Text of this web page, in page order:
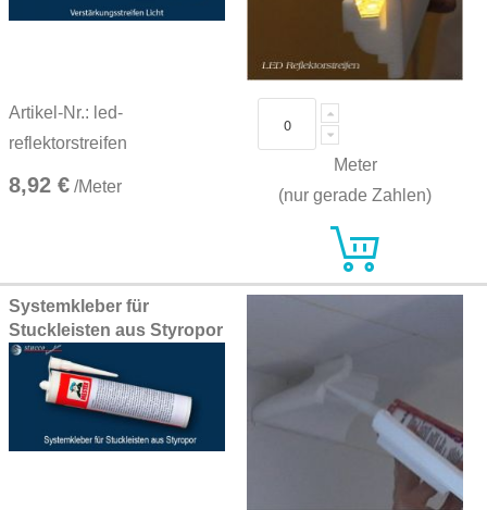
Artikel-Nr.: led-
reflektorstreifen
8,92 € /Meter
Meter
(nur gerade Zahlen)
Systemkleber für
Stuckleisten aus Styropor